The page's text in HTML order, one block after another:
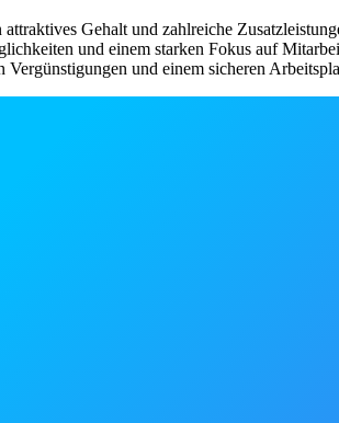
Gehalt und zahlreiche
und einem starken Fokus auf
und einem sicheren